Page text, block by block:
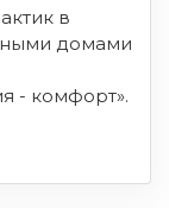
в
домами
- комфорт».